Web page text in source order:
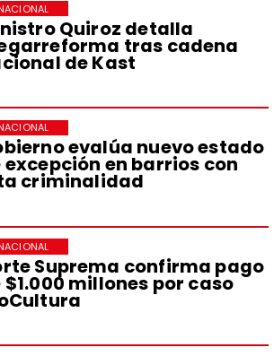
Quiroz detalla
tras cadena
de Kast
evalúa nuevo estado
excepción en barrios con
criminalidad
Suprema confirma pago
$1.000 millones por caso